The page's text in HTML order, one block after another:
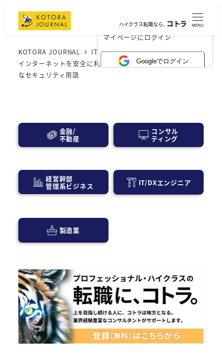
×
マイページにログイン
Googleでログイン
ハイクラス転職なら、コトラ MENU
KOTORA JOURNAL IT業界
セキュリティ用語一覧、
インターネットを安全に利用するために知っておくべき主要
なセキュリティ用語
金融/
不動産
コンサル
ティング
経営幹部
管理系ビジネス IT/DXエンジニア
製造業